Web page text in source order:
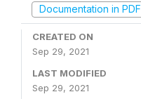
Documentation in PDF
CREATED ON
Sep 29, 2021
LAST MODIFIED
Sep 29, 2021